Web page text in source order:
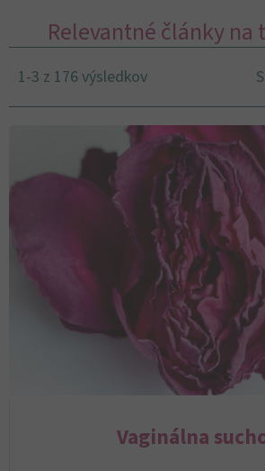
Relevantné články
1-3 z 176 výsledkov
Vaginálna